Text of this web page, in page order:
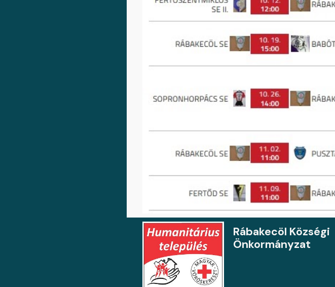
Rábakecöl Községi
Önkormányzat